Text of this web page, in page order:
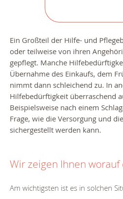
Ein Großteil der Hilfe- und
oder teilweise von ihren
gepflegt. Manche
Übernahme des Einkaufs, dem
nimmt dann schleichend zu. In
Hilfebedürftigkeit überraschend
Beispielsweise nach einem
Frage, wie die Versorgung und
sichergestellt werden kann.
Wir zeigen Ihnen
Am wichtigsten ist es in solchen